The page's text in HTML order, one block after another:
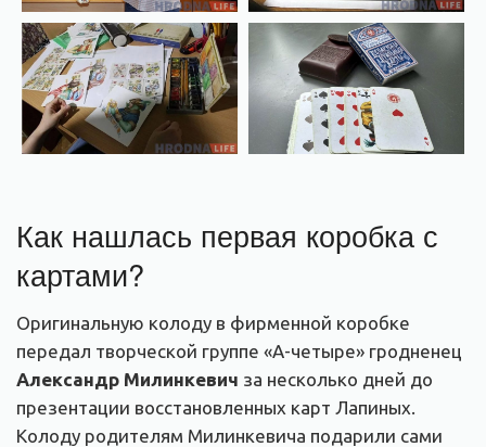
Как нашлась первая коробка с
картами?
Оригинальную колоду в фирменной коробке
передал творческой группе «А-четыре» гродненец
Александр Милинкевич за несколько дней до
презентации восстановленных карт Лапиных.
Колоду родителям Милинкевича подарили сами